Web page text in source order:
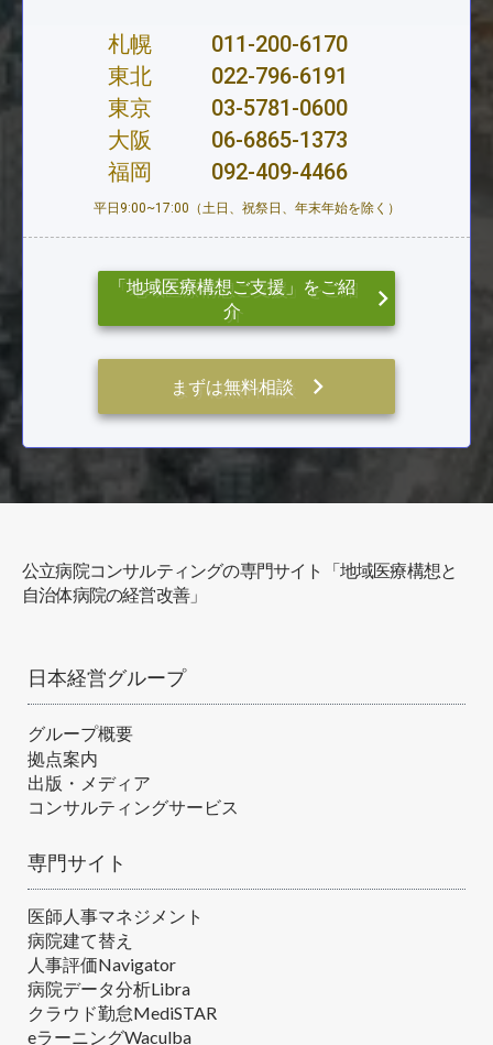
札幌
011-200-6170
東北
022-796-6191
東京
03-5781-0600
大阪
06-6865-1373
福岡
092-409-4466
平日9:00~17:00（土日、祝祭日、年末年始を除く）
「地域医療構想ご支援」をご紹
介
keyboard_arrow_right
まずは無料相談 keyboard_arrow_right
公立病院コンサルティングの専門サイト「地域医療構想と
自治体病院の経営改善」
日本経営グループ
グループ概要
拠点案内
出版・メディア
コンサルティングサービス
専門サイト
医師人事マネジメント
病院建て替え
人事評価Navigator
病院データ分析Libra
クラウド勤怠MediSTAR
eラーニングWaculba